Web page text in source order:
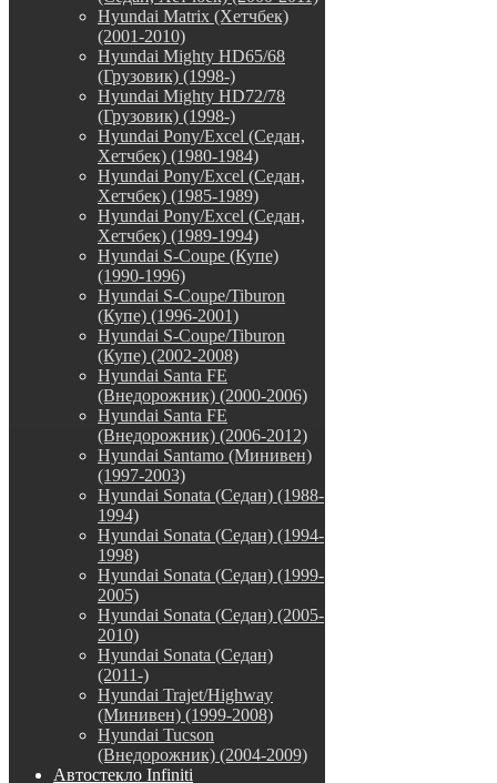
Hyundai Matrix (Хетчбек)
(2001-2010)
Hyundai Mighty HD65/68
(Грузовик) (1998-)
Hyundai Mighty HD72/78
(Грузовик) (1998-)
Hyundai Pony/Excel (Седан,
Хетчбек) (1980-1984)
Hyundai Pony/Excel (Седан,
Хетчбек) (1985-1989)
Hyundai Pony/Excel (Седан,
Хетчбек) (1989-1994)
Hyundai S-Coupe (Купе)
(1990-1996)
Hyundai S-Coupe/Tiburon
(Купе) (1996-2001)
Hyundai S-Coupe/Tiburon
(Купе) (2002-2008)
Hyundai Santa FE
(Внедорожник) (2000-2006)
Hyundai Santa FE
(Внедорожник) (2006-2012)
Hyundai Santamo (Минивен)
(1997-2003)
Hyundai Sonata (Седан) (1988-
1994)
Hyundai Sonata (Седан) (1994-
1998)
Hyundai Sonata (Седан) (1999-
2005)
Hyundai Sonata (Седан) (2005-
2010)
Hyundai Sonata (Седан)
(2011-)
Hyundai Trajet/Highway
(Минивен) (1999-2008)
Hyundai Tucson
(Внедорожник) (2004-2009)
Автостекло Infiniti